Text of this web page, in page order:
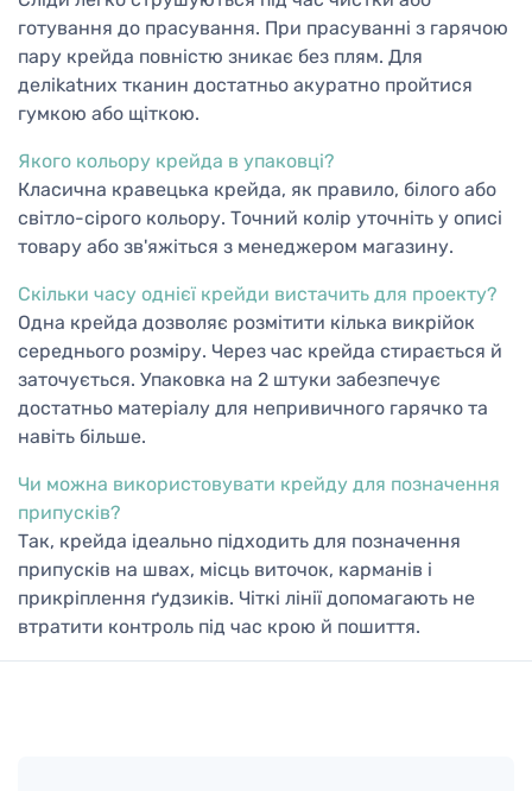
готування до прасування. При прасуванні з гарячою
пару крейда повністю зникає без плям. Для
деліkatних тканин достатньо акуратно пройтися
гумкою або щіткою.
Якого кольору крейда в упаковці?
Класична кравецька крейда, як правило, білого або
світло-сірого кольору. Точний колір уточніть у описі
товару або зв'яжіться з менеджером магазину.
Скільки часу однієї крейди вистачить для проекту?
Одна крейда дозволяє розмітити кілька викрійок
середнього розміру. Через час крейда стирається й
заточується. Упаковка на 2 штуки забезпечує
достатньо матеріалу для непривичного гарячко та
навіть більше.
Чи можна використовувати крейду для позначення
припусків?
Так, крейда ідеально підходить для позначення
припусків на швах, місць виточок, карманів і
прикріплення ґудзиків. Чіткі лінії допомагають не
втратити контроль під час крою й пошиття.